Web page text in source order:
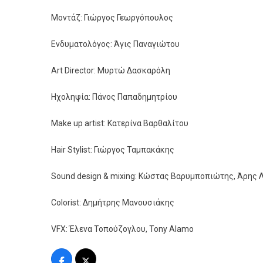
Μοντάζ: Γιώργος Γεωργόπουλος
Ενδυματολόγος: Άγις Παναγιώτου
Art Director: Μυρτώ Δασκαρόλη
Ηχοληψία: Πάνος Παπαδημητρίου
Make up artist: Κατερίνα Βαρθαλίτου
Hair Stylist: Γιώργος Ταμπακάκης
Sound design & mixing: Κώστας Βαρυμποπιώτης, Άρης
Colorist: Δημήτρης Μανουσιάκης
VFX: Έλενα Τοπούζογλου, Tony Alamo